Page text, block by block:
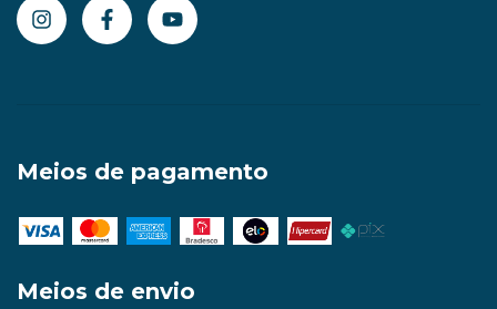
Meios de pagamento
Meios de envio